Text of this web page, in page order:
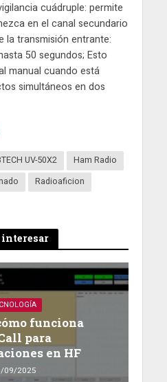
cuádruple: permite
en el canal secundario
la transmisión entrante:
50 segundos; Esto
manual cuando está
simultáneos en dos
UV-50X2
Ham Radio
Radioaficion
interesar
funciona
para
en HF
09/2025